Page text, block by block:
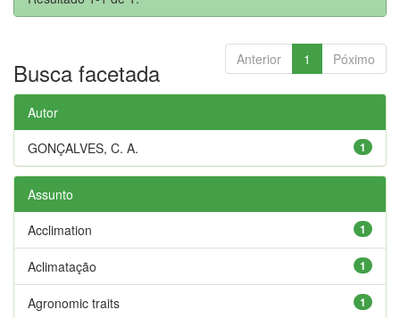
Anterior 1 Póximo
Busca facetada
Autor
1
GONÇALVES, C. A.
Assunto
1
Acclimation
1
Aclimatação
1
Agronomic traits